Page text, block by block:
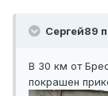
Сергей89
В 30 км от
покрашен